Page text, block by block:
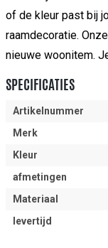
of de kleur past bij
raamdecoratie.
nieuwe woonitem.
SPECIFICATIES
Artikelnummer
Merk
Kleur
afmetingen
Materiaal
levertijd